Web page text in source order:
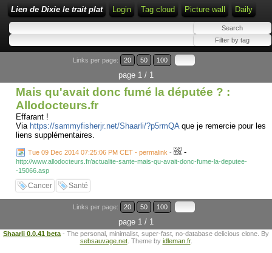
Lien de Dixie le trait plat Login Tag cloud Picture wall Daily
Links per page: 20 50 100
page 1 / 1
Mais qu'avait donc fumé la députée ? :
Allodocteurs.fr
Effarant !
Via https://sammyfisherjr.net/Shaarli/?p5rmQAque je remercie pour les
liens supplémentaires.
Tue 09 Dec 2014 07:25:06 PM CET - permalink - -
http://www.allodocteurs.fr/actualite-sante-mais-qu-avait-donc-fume-la-deputee-
-15066.asp
Cancer Santé
Links per page: 20 50 100
page 1 / 1
Shaarli 0.0.41 beta - The personal, minimalist, super-fast, no-database delicious clone. By
sebsauvage.net. Theme by idleman.fr.